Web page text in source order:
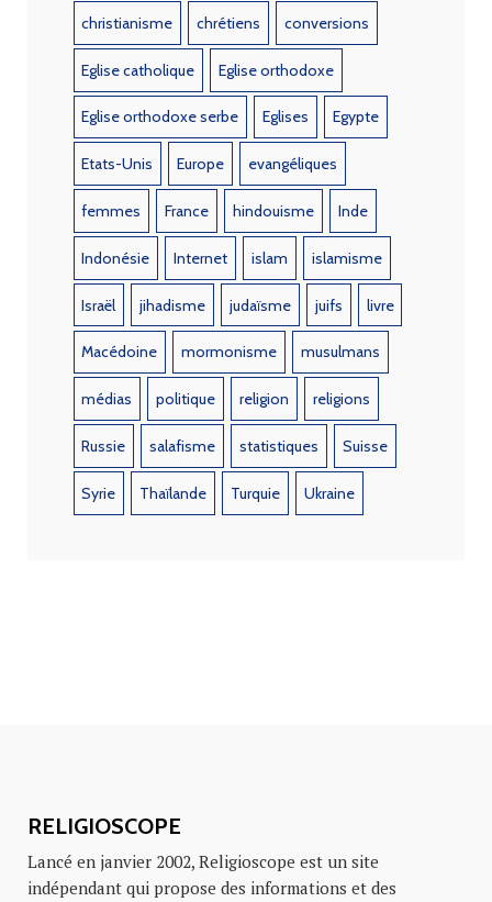
christianisme chrétiens conversions
Eglise catholique Eglise orthodoxe
Eglise orthodoxe serbe Eglises Egypte
Etats-Unis Europe evangéliques
femmes France hindouisme Inde
Indonésie Internet islam islamisme
Israël jihadisme judaïsme juifs livre
Macédoine mormonisme musulmans
médias politique religion religions
Russie salafisme statistiques Suisse
Syrie Thaïlande Turquie Ukraine
RELIGIOSCOPE
Lancé en janvier 2002, Religioscope est un site
indépendant qui propose des informations et des